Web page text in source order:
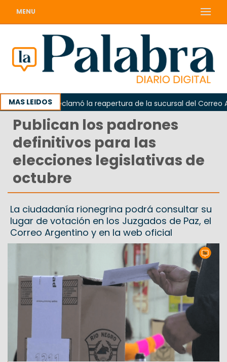
MENU
MAS LEIDOS
Odarda reclamó la reapertura de la sucursal del Correo
Publican los padrones
definitivos para las
elecciones legislativas de
octubre
La ciudadanía rionegrina podrá consultar su
lugar de votación en los Juzgados de Paz, el
Correo Argentino y en la web oficial